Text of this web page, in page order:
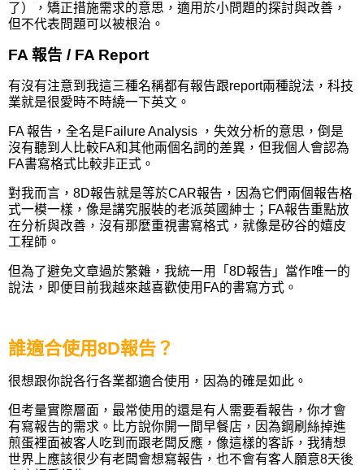
了），矯正措施需求的意思，適用於小問題的探討與改善，
但不代表問題可以被根治。
FA 報告 / FA Report
有沒有注意到我這三種名稱都有報告跟report兩種說法，科技
業就是很愛時不時繞一下英文。
FA 報告，全名是Failure Analysis ，失效分析的意思，倒是
沒有聽到人比較FA和其他兩個名詞的差異，但我個人會認為
FA書寫格式比較非正式。
對我而言，8D報告就是等於CAR報告，因為它們兩個報告格
式一模一樣，像是講究服裝的老派英國紳士；FA報告重點放
在分析與改善，沒有那麼重視書寫格式，就像是矽谷的嬉皮
工程師。
但為了避免文章過於繁雜，我統一用「8D報告」當作唯一的
說法，即便目前我越來越喜歡使用FA的書寫方式。
誰適合使用8D報告？
很想跟你說各行各業都適合使用，因為的確是如此。
但考量實際層面，最常使用的還是有人需要看報告，你才會
有寫報告的需求。比方說你開一間早餐店，因為鋼刷絲掉進
煎蛋裡面被客人吃到而跟老闆反應，像這樣的客訴，我猜想
世界上應該很少有老闆會想寫報告，也不會有客人願意8天後